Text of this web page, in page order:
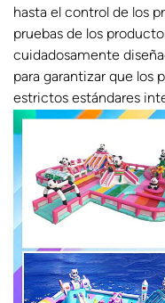
hasta el control de los
pruebas de los
cuidadosamente
para garantizar que los
estrictos estándares